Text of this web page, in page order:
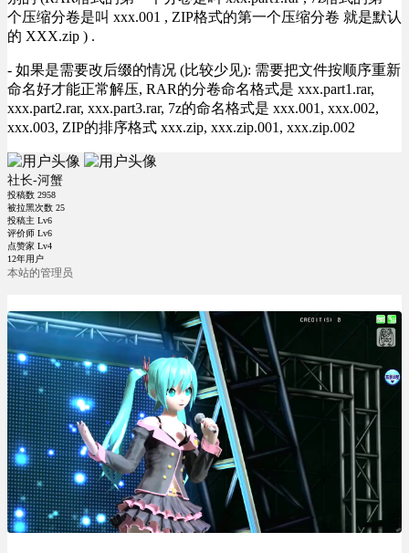
个压缩分卷是叫 xxx.001 , ZIP格式的第一个压缩分卷 就是默认
的 XXX.zip ) .
- 如果是需要改后缀的情况 (比较少见): 需要把文件按顺序重新
命名好才能正常解压, RAR的分卷命名格式是 xxx.part1.rar,
xxx.part2.rar, xxx.part3.rar, 7z的命名格式是 xxx.001, xxx.002,
xxx.003, ZIP的排序格式 xxx.zip, xxx.zip.001, xxx.zip.002
社长-河蟹
投稿数 2958
被拉黑次数 25
投稿主 Lv6
评价师 Lv6
点赞家 Lv4
12年用户
本站的管理员